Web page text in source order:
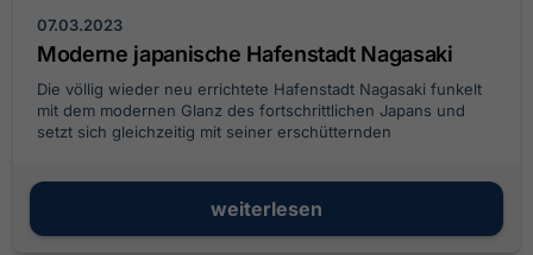
07.03.2023
Moderne japanische Hafenstadt Nagasaki
Die völlig wieder neu errichtete Hafenstadt Nagasaki funkelt
mit dem modernen Glanz des fortschrittlichen Japans und
setzt sich gleichzeitig mit seiner erschütternden
weiterlesen